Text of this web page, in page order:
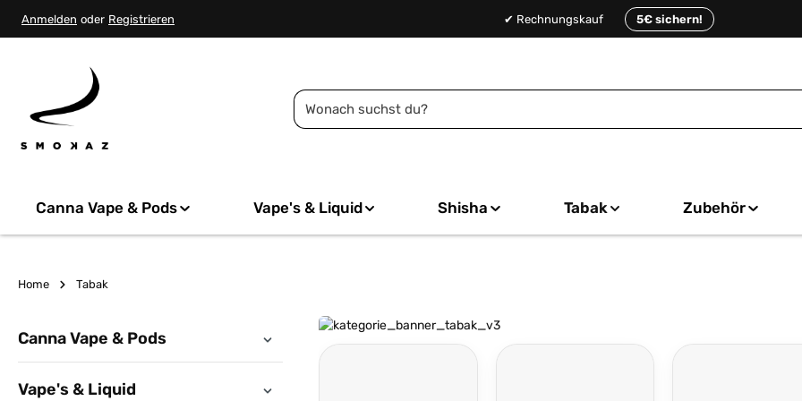
Zur Hauptnavigation springen
Anmelden oder Registrieren ✔ Rechnungskauf 5€ sichern!
Canna Vape & Pods Vape's & Liquid Shisha Tabak Zubehör
Home Tabak
Canna Vape & Pods
Vape's & Liquid